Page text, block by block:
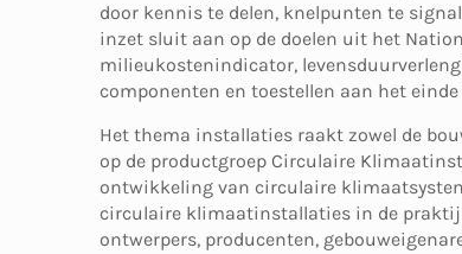
door kennis te delen, knelpunten te
inzet sluit aan op de doelen uit het
milieukostenindicator,
componenten en toestellen aan het
Het thema installaties raakt zowel de
op de productgroep Circulaire
ontwikkeling van circulaire
circulaire klimaatinstallaties in de
ontwerpers, producenten,